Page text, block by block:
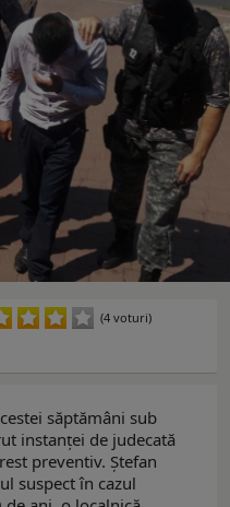
(4 voturi)
săptămâni sub
instanței de judecată
preventiv. Ștefan
suspect în cazul